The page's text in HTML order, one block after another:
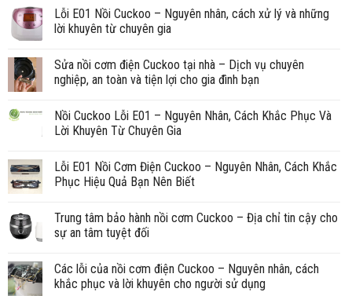
Lỗi E01 Nồi Cuckoo – Nguyên nhân, cách xử lý và những
lời khuyên từ chuyên gia
Sửa nồi cơm điện Cuckoo tại nhà – Dịch vụ chuyên
nghiệp, an toàn và tiện lợi cho gia đình bạn
Nồi Cuckoo Lỗi E01 – Nguyên Nhân, Cách Khắc Phục Và
Lời Khuyên Từ Chuyên Gia
Lỗi E01 Nồi Cơm Điện Cuckoo – Nguyên Nhân, Cách Khắc
Phục Hiệu Quả Bạn Nên Biết
Trung tâm bảo hành nồi cơm Cuckoo – Địa chỉ tin cậy cho
sự an tâm tuyệt đối
Các lỗi của nồi cơm điện Cuckoo – Nguyên nhân, cách
khắc phục và lời khuyên cho người sử dụng